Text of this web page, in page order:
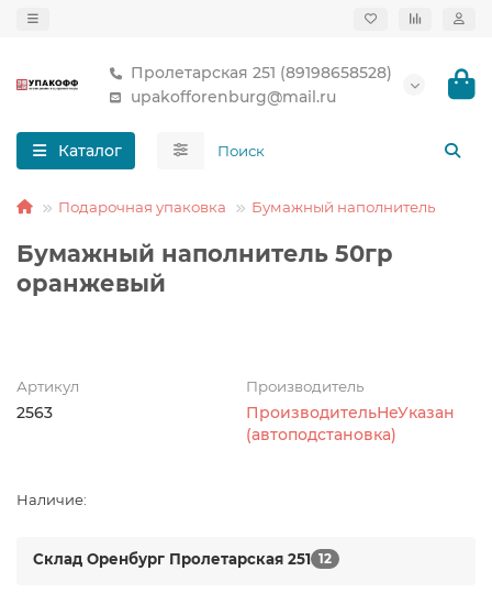
Пролетарская 251 (89198658528)
upakofforenburg@mail.ru
Каталог
Подарочная упаковка Бумажный наполнитель
Бумажный наполнитель 50гр
оранжевый
Артикул
2563
Производитель
ПроизводительНеУказан
(автоподстановка)
Наличие:
Склад Оренбург Пролетарская 251 12